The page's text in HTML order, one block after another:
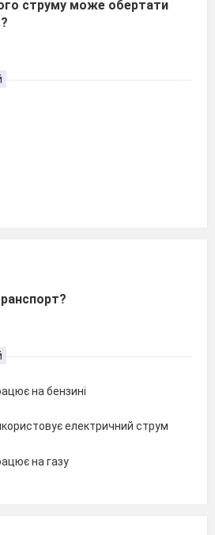
струму може обертати
на бензині
електричний струм
на газу